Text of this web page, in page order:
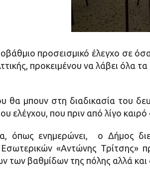
προσεισμικό έλεγχο σε
προκειμένου να λάβει όλα
θα μπουν στη διαδικασία του
ελέγχου, που πριν από λίγο
όπως ενημερώνει, ο Δήμος
«Αντώνης Τρίτσης»
των βαθμίδων της πόλης αλλά και